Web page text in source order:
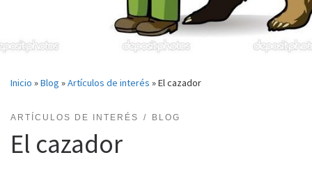
Inicio »Blog »Artículos de interés »El cazador
ARTÍCULOS DE INTERÉS BLOG
El cazador